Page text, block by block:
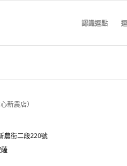
認識逗點
新農店）
農街二段220號